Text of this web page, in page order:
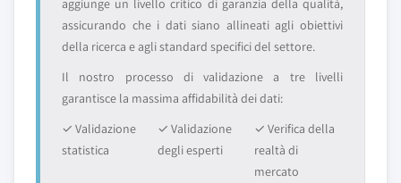
aggiunge un livello critico di garanzia della qualità,
assicurando che i dati siano allineati agli obiettivi
della ricerca e agli standard specifici del settore.
Il nostro processo di validazione a tre livelli
garantisce la massima affidabilità dei dati:
✓ Validazione
statistica
✓ Validazione
degli esperti
✓ Verifica della
realtà di
mercato